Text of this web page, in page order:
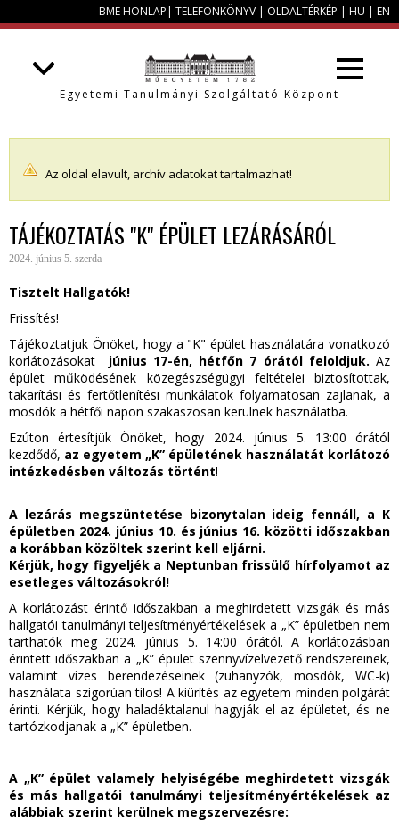
BME HONLAP| TELEFONKÖNYV | OLDALTÉRKÉP | HU | EN
Egyetemi Tanulmányi Szolgáltató Központ
Az oldal elavult, archív adatokat tartalmazhat!
TÁJÉKOZTATÁS "K" ÉPÜLET LEZÁRÁSÁRÓL
2024. június 5. szerda
Tisztelt Hallgatók!
Frissítés!
Tájékoztatjuk Önöket, hogy a "K" épület használatára vonatkozó
korlátozásokat június 17-én, hétfőn 7 órától feloldjuk. Az
épület működésének közegészségügyi feltételei biztosítottak,
takarítási és fertőtlenítési munkálatok folyamatosan zajlanak, a
mosdók a hétfői napon szakaszosan kerülnek használatba.
Ezúton értesítjük Önöket, hogy 2024. június 5. 13:00 órától
kezdődő, az egyetem „K” épületének használatát korlátozó
intézkedésben változás történt!
A lezárás megszüntetése bizonytalan ideig fennáll, a K
épületben 2024. június 10. és június 16. közötti időszakban
a korábban közöltek szerint kell eljárni.
Kérjük, hogy figyeljék a Neptunban frissülő hírfolyamot az
esetleges változásokról!
A korlátozást érintő időszakban a meghirdetett vizsgák és más
hallgatói tanulmányi teljesítményértékelések a „K” épületben nem
tarthatók meg 2024. június 5. 14:00 órától. A korlátozásban
érintett időszakban a „K” épület szennyvízelvezető rendszereinek,
valamint vizes berendezéseinek (zuhanyzók, mosdók, WC-k)
használata szigorúan tilos! A kiürítés az egyetem minden polgárát
érinti. Kérjük, hogy haladéktalanul hagyják el az épületet, és ne
tartózkodjanak a „K” épületben.
A „K” épület valamely helyiségébe meghirdetett vizsgák
és más hallgatói tanulmányi teljesítményértékelések az
alábbiak szerint kerülnek megszervezésre: